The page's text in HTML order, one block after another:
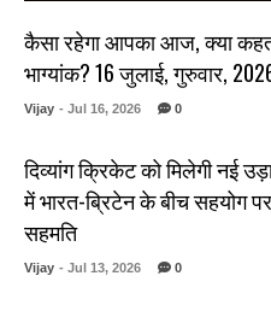
कैसा रहेगा आपका आज, क्या
भाग्यांक? 16 जुलाई, गुरुवार,
Vijay - Jul 16, 2026 0
दिव्यांग क्रिकेट को मिलेगी नई
में भारत-ब्रिटेन के बीच सहयोग
सहमति
Vijay - Jul 13, 2026 0